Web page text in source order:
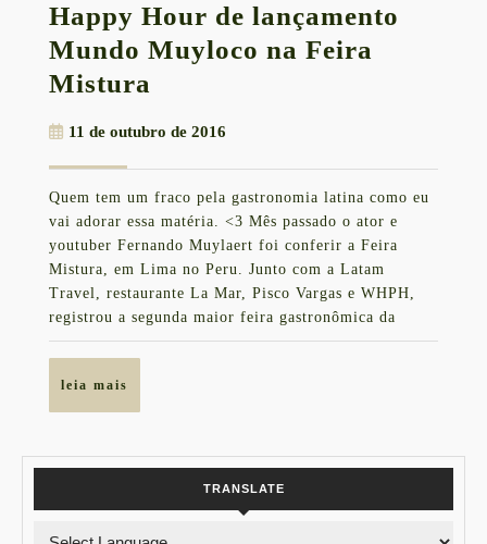
Happy Hour de lançamento
Mundo Muyloco na Feira
Mistura
de
lançamento
Mundo
Muyloco
na
Feira
Mistura
11 de outubro de 2016
de
2016
Quem tem um fraco pela gastronomia latina como eu
vai adorar essa matéria. <3 Mês passado o ator e
youtuber Fernando Muylaert foi conferir a Feira
Mistura, em Lima no Peru. Junto com a Latam
Travel, restaurante La Mar, Pisco Vargas e WHPH,
registrou a segunda maior feira gastronômica da
leia mais
TRANSLATE